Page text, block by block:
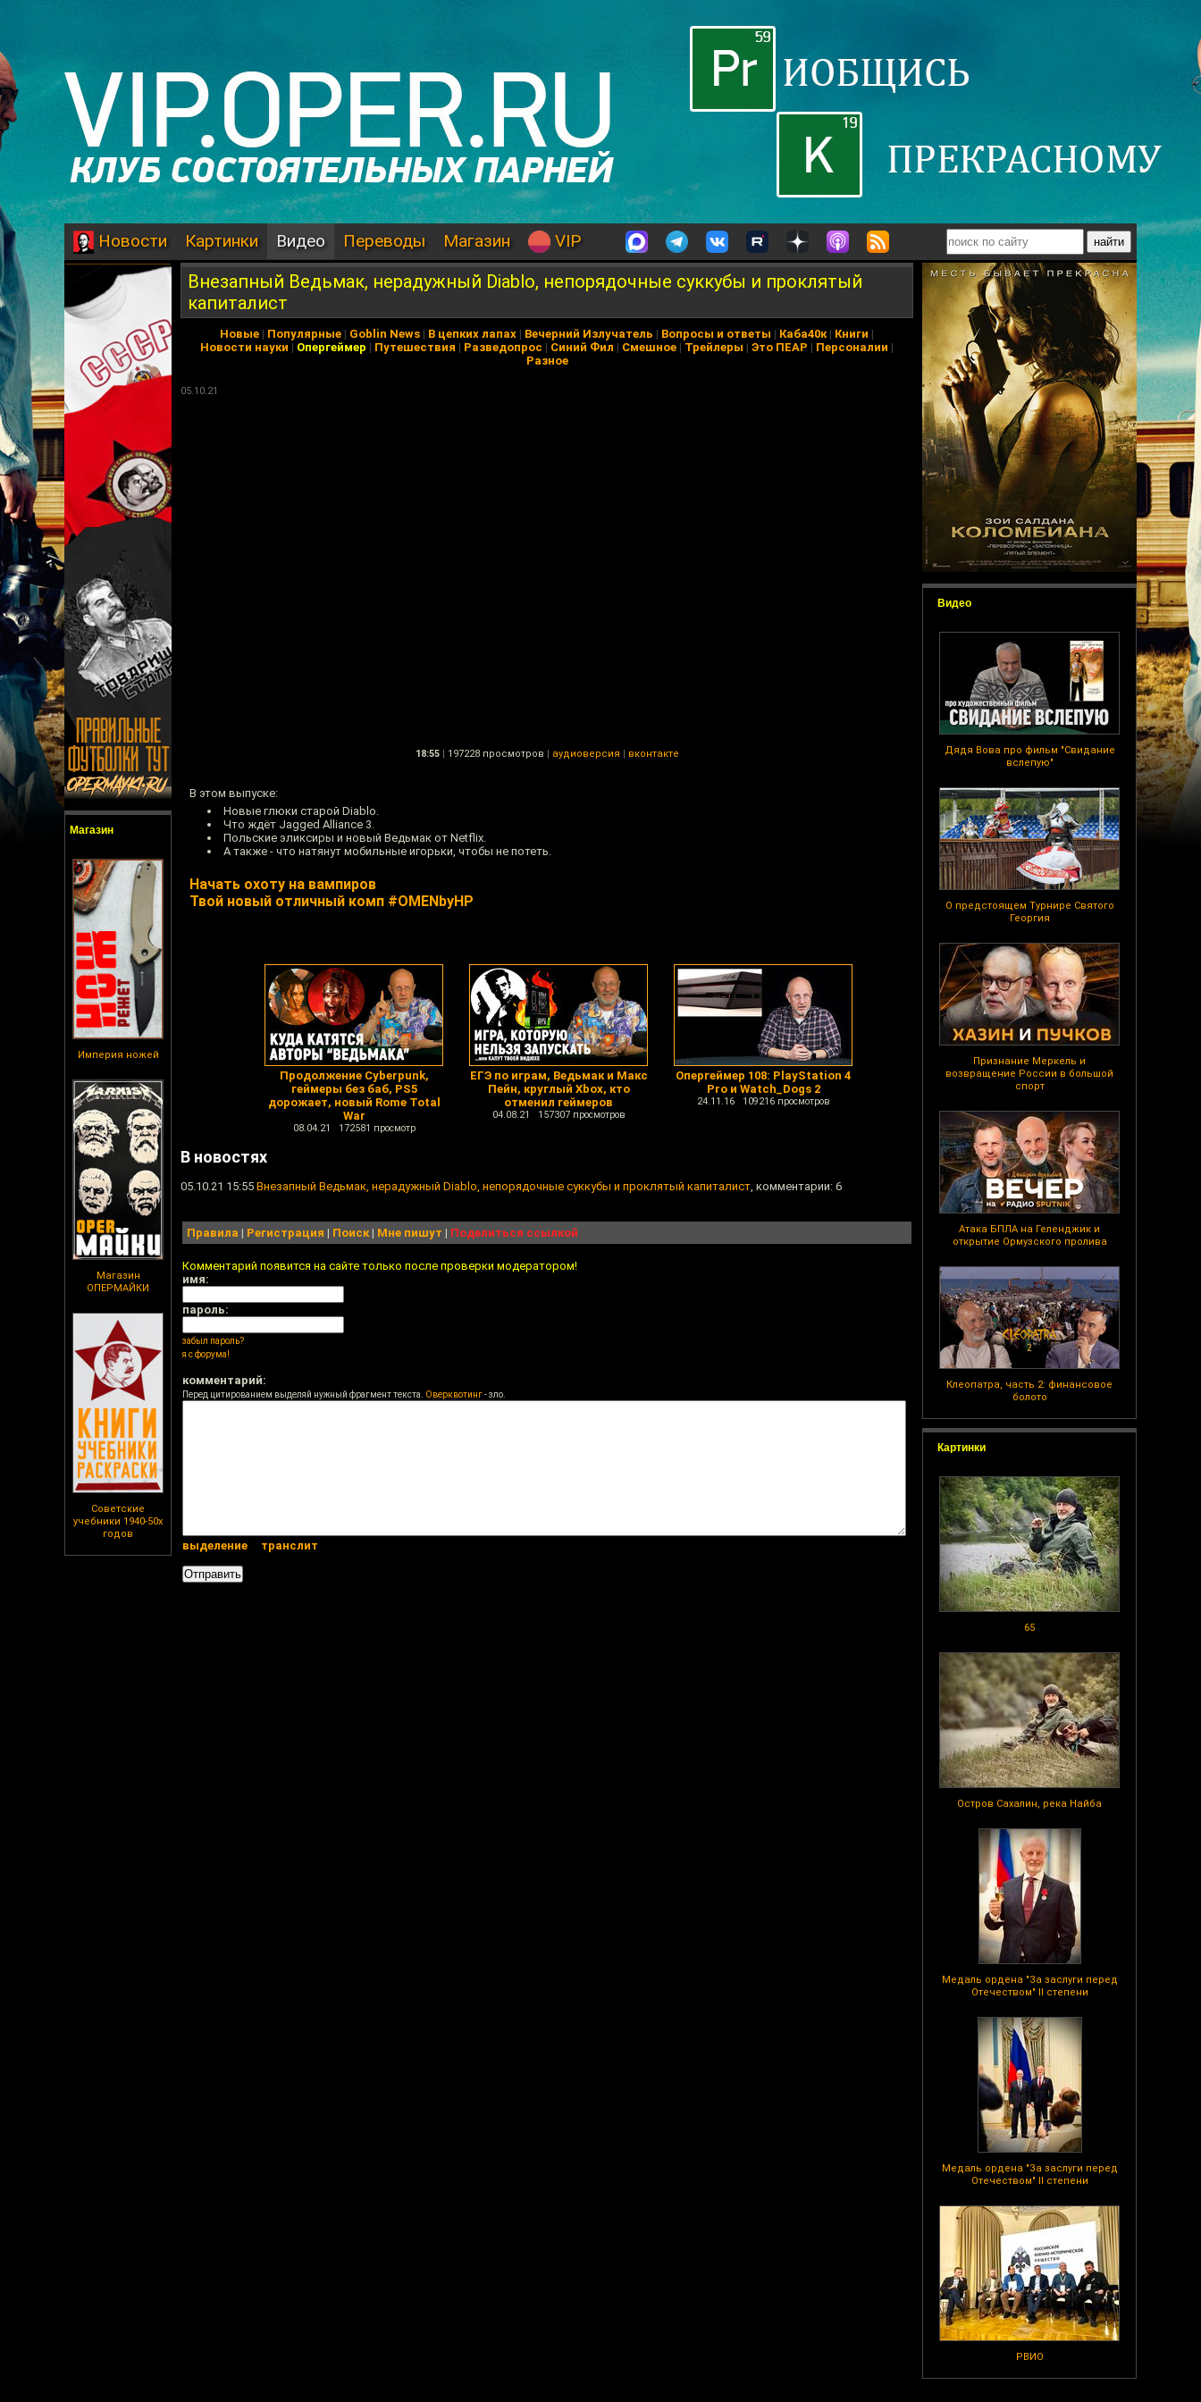
Новости Картинки Видео Переводы Магазин VIP
Магазин
Империя ножей
Магазин
ОПЕРМАЙКИ
Советские
учебники 1940-50х
годов
Видео
Дядя Вова про фильм "Свидание
вслепую"
О предстоящем Турнире Святого
Георгия
Признание Меркель и
возвращение России в большой
спорт
Атака БПЛА на Геленджик и
открытие Ормузского пролива
Клеопатра, часть 2: финансовое
болото
Картинки
65
Остров Сахалин, река Найба
Медаль ордена "За заслуги перед
Отечеством" II степени
Медаль ордена "За заслуги перед
Отечеством" II степени
РВИО
Внезапный Ведьмак, нерадужный Diablo, непорядочные суккубы и проклятый
капиталист
Новые | Популярные | Goblin News | В цепких лапах | Вечерний Излучатель | Вопросы и ответы | Каба40к| Книги |
Новости науки | Опергеймер | Путешествия | Разведопрос | Синий Фил | Смешное | Трейлеры | Это ПЕАР | Персоналии |
Разное
05.10.21
18:55 | 197228 просмотров | аудиоверсия | вконтакте
В этом выпуске:
Новые глюки старой Diablo.
Что ждёт Jagged Alliance 3.
Польские эликсиры и новый Ведьмак от Netflix.
А также - что натянут мобильные игорьки, чтобы не потеть.
Начать охоту на вампиров
Твой новый отличный комп #OMENbyHP
Продолжение Cyberpunk,
геймеры без баб, PS5
дорожает, новый Rome Total
War
08.04.21 172581 просмотр
ЕГЭ по играм, Ведьмак и Макс
Пейн, круглый Xbox, кто
отменил геймеров
04.08.21 157307 просмотров
Опергеймер 108: PlayStation 4
Pro и Watch_Dogs 2
24.11.16 109216 просмотров
В новостях
05.10.21 15:55 Внезапный Ведьмак, нерадужный Diablo, непорядочные суккубы и проклятый капиталист, комментарии: 6
Правила | Регистрация | Поиск| Мне пишут | Поделиться ссылкой
Комментарий появится на сайте только после проверки модератором!
имя:
пароль:
забыл пароль?
я с форума!
комментарий:
Перед цитированием выделяй нужный фрагмент текста. Оверквотинг- зло.
выделение транслит